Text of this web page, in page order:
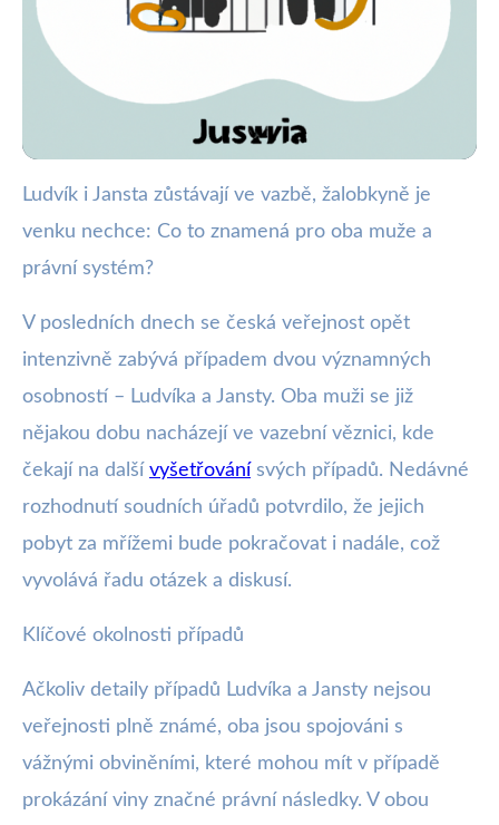
webya.cz
Ludvík a Jansta zůstávají ve vazbě:
27. 5. 2025 · 3 min čtení · Autor: Kristián Valenta
Ludvík i Jansta zůstávají ve vazbě, žalobkyně je
venku nechce: Co to znamená pro oba muže a
právní systém?
V posledních dnech se česká veřejnost opět
intenzivně zabývá případem dvou významných
osobností – Ludvíka a Jansty. Oba muži se již
nějakou dobu nacházejí ve vazební věznici, kde
čekají na další vyšetřování svých případů. Nedávné
rozhodnutí soudních úřadů potvrdilo, že jejich
pobyt za mřížemi bude pokračovat i nadále, což
vyvolává řadu otázek a diskusí.
Klíčové okolnosti případů
Ačkoliv detaily případů Ludvíka a Jansty nejsou
veřejnosti plně známé, oba jsou spojováni s
vážnými obviněními, které mohou mít v případě
prokázání viny značné právní následky. V obou